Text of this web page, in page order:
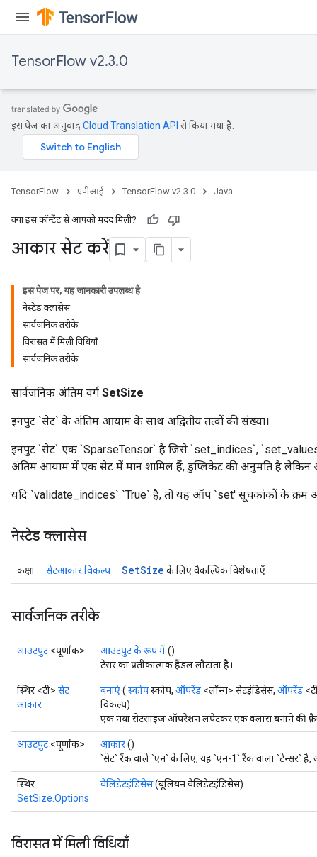
TensorFlow v2.3.0
इस पेज का अनुवादCloud Translation API से किया गया है.
TensorFlow एपीआई TensorFlow v2.3.0 Java
क्या इस कॉन्टेंट से आपको मदद मिली?
आकार सेट करें
इस पेज पर, यह जानकारी उपलब्ध है
नेस्टेड क्लासेस
सार्वजनिक तरीके
विरासत में मिली विधियाँ
सार्वजनिक तरीके
सार्वजनिक अंतिम वर्ग SetSize
इनपुट `सेट` के अंतिम आयाम के साथ अद्वितीय तत्वों की संख्या।
इनपुट `सेट` एक `SparseTensor` है जिसे `set_indices`, `set_values`,
अंतिम आयाम में एक सेट में मान शामिल हैं, डुप्लिकेट की अनुमति है लेकिन
यदि `validate_indices` `True` है, तो यह ऑप `set' सूचकांकों के क्रम
नेस्टेड क्लासेस
कक्षा सेटआकार.विकल्प SetSize के लिए वैकल्पिक विशेषताएँ
सार्वजनिक तरीके
आउटपुट <पूर्णांक> आउटपुट के रूप में()
टेंसर का प्रतीकात्मक हैंडल लौटाता है।
स्थिर <टी> सेट
आकार
बनाएं( स्कोपस्कोप, ऑपरेंड <लॉन्ग> सेटइंडिसेस, ऑपरेंड
विकल्प)
एक नया सेटसाइज़ ऑपरेशन लपेटकर एक क्लास बनाने की
आउटपुट <पूर्णांक> आकार()
`सेट` रैंक वाले `एन` के लिए, यह `एन-1` रैंक वाला `टेन्सर`
स्थिर
SetSize.Options
वैलिडेटइंडिसेस(बूलियन वैलिडेटइंडिसेस)
विरासत में मिली विधियाँ